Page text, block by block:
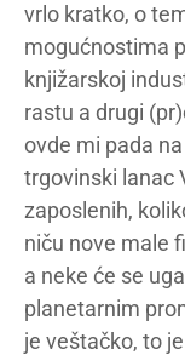
vrlo kratko, o
mogućnostima
knjižarskoj
rastu a drugi
ovde mi pada
trgovinski lanac
zaposlenih,
niču nove male
a neke će se
planetarnim
je veštačko, to